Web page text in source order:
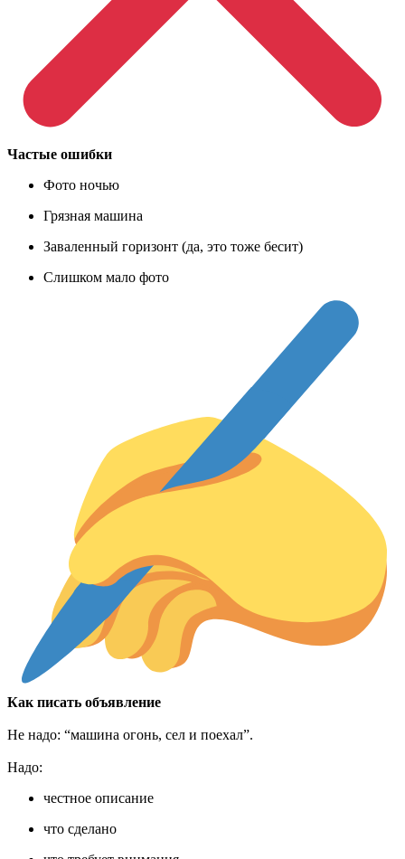
Частые ошибки
Фото ночью
Грязная машина
Заваленный горизонт (да, это тоже бесит)
Слишком мало фото
Как писать объявление
Не надо: “машина огонь, сел и поехал”.
Надо:
честное описание
что сделано